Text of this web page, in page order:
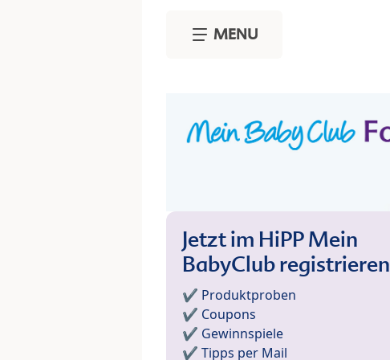
MENU
Jetzt im HiPP Mein
BabyClub registrieren
✔️ Produktproben
✔️ Coupons
✔️ Gewinnspiele
✔️ Tipps per Mail